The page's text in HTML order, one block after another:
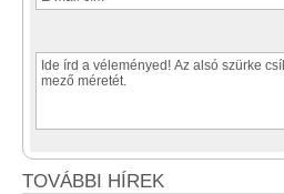
TOVÁBBI HÍREK